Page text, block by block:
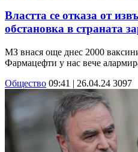
Властта се отказа от
обстановка в страната
МЗ внася още днес 2000
Фармацефти у нас вече
Общество 09:41 | 26.04.24 3097